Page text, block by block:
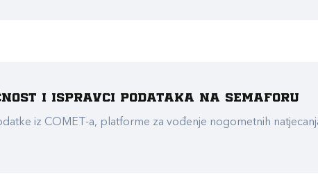
i ispravci podataka na Semaforu
iz COMET-a, platforme za vođenje nogometnih